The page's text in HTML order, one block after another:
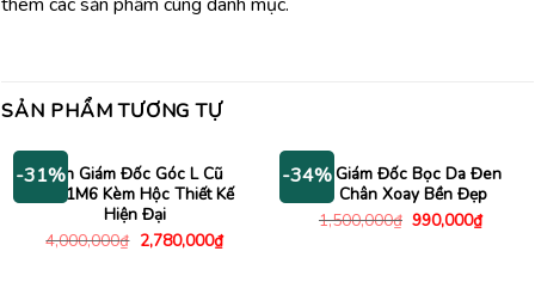
SẢN PHẨM TƯƠNG TỰ
-31%Bàn Giám Đốc Góc L Cũ
2Mx1M6 Kèm Hộc Thiết Kế
Hiện Đại
4,000,000₫ Giá
gốc
2,780,000₫Giá
hiện
-34%
Ghế Giám Đốc Bọc Da Đen
Cũ Chân Xoay Bền Đẹp
1,500,000₫ Giá
990,000₫Giá
hiện